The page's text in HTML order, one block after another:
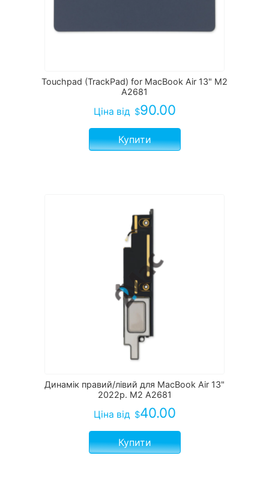
Touchpad (TrackPad) for MacBook Air 13" M2
A2681
Ціна від $90.00
Купити
Динамік правий/лівий для MacBook Air 13"
2022р. M2 A2681
Ціна від $40.00
Купити